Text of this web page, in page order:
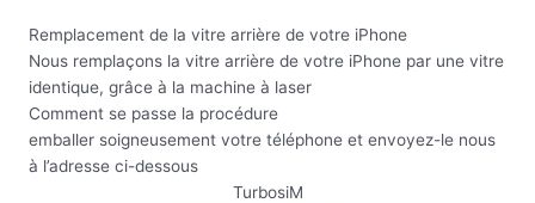
Remplacement de la vitre arrière de votre iPhone
Nous remplaçons la vitre arrière de votre iPhone par une vitre
identique, grâce à la machine à laser
Comment se passe la procédure
emballer soigneusement votre téléphone et envoyez-le nous
à l’adresse ci-dessous
TurbosiM